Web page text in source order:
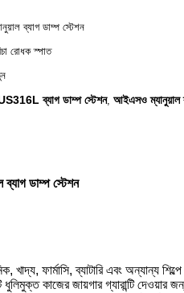
ব্যাগ ডাম্প স্টেশন
রোধক স্পাত
ব্যাগ ডাম্প স্টেশন, আইএসও ম্যানুয়াল
ব্যাগ ডাম্প স্টেশন
ফার্মাসি, ব্যাটারি এবং অন্যান্য
ধুলিমুক্ত কাজের জায়গার গ্যারান্টি